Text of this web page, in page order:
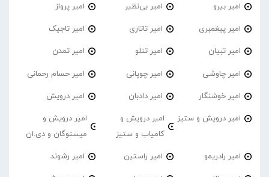
امیر بیرو امیر بی‌نظیر امیر پرواز
امیر پیغمبری امیر تاتاری امیر تاجیک
امیر تبیان امیر تتلو امیر تمدن
امیر چاوشی امیر چوپانی امیر حسام رحمانی
امیر خوشنگار امیر دادبان امیر درویش
امیر درویش و ستیز
امیر درویش و
کامیاب و ستیز
امیر درویش و
میستوگان و دی.ان
امیر رادریمو امیر راستین امیر رشوند